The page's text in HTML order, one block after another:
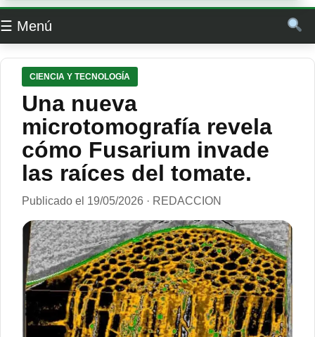
☰ Menú
CIENCIA Y TECNOLOGÍA
Una nueva
microtomografía revela
cómo Fusarium invade
las raíces del tomate.
Publicado el 19/05/2026 · REDACCION